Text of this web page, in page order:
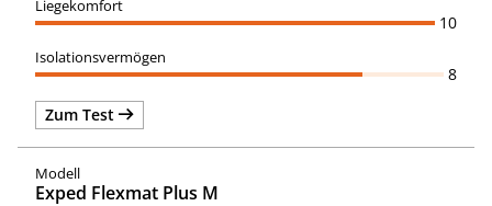
10
8
Zum Test
Exped Flexmat Plus M